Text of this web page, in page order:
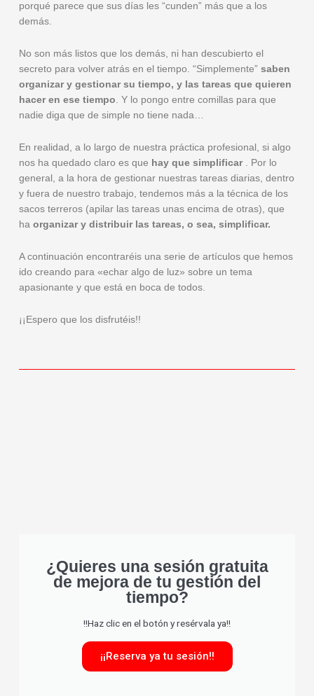
porqué parece que sus días les “cunden” más que a los
demás.
No son más listos que los demás, ni han descubierto el
secreto para volver atrás en el tiempo. “Simplemente”saben
organizar y gestionar su tiempo, y las tareas que quieren
hacer en ese tiempo. Y lo pongo entre comillas para que
nadie diga que de simple no tiene nada…
En realidad, a lo largo de nuestra práctica profesional, si algo
nos ha quedado claro es que hay que simplificar. Por lo
general, a la hora de gestionar nuestras tareas diarias, dentro
y fuera de nuestro trabajo, tendemos más a la técnica de los
sacos terreros (apilar las tareas unas encima de otras), que
haorganizar y distribuir las tareas, o sea, simplificar.
A continuación encontraréis una serie de artículos que hemos
ido creando para «echar algo de luz» sobre un tema
apasionante y que está en boca de todos.
¡¡Espero que los disfrutéis!!
¿Quieres una sesión gratuita
de mejora de tu gestión del
tiempo?
!!Haz clic en el botón y resérvala ya!!
¡¡Reserva ya tu sesión!!